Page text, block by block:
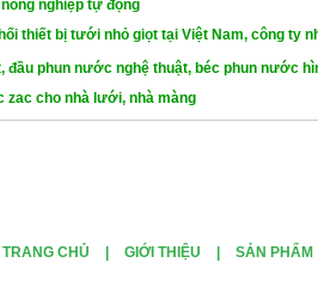
nghiệp tự động
thiết bị tưới nhỏ giọt tại Việt Nam, công ty
đầu phun nước nghệ thuật, béc phun nước
zac cho nhà lưới, nhà màng
TRANG CHỦ GIỚI THIỆU SẢN PHẨM